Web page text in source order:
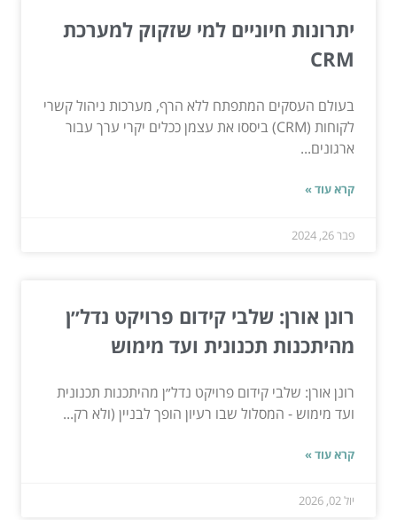
יתרונות חיוניים למי שזקוק למערכת
CRM
בעולם העסקים המתפתח ללא הרף, מערכות ניהול קשרי
לקוחות (CRM) ביססו את עצמן ככלים יקרי ערך עבור
ארגונים...
קרא עוד »
פבר 26, 2024
רונן אורן: שלבי קידום פרויקט נדל״ן
מהיתכנות תכנונית ועד מימוש
רונן אורן: שלבי קידום פרויקט נדל״ן מהיתכנות תכנונית
ועד מימוש - המסלול שבו רעיון הופך לבניין (ולא רק...
קרא עוד »
יול 02, 2026